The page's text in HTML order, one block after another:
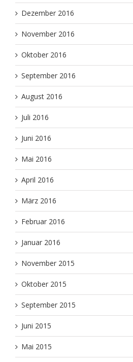
Dezember 2016
November 2016
Oktober 2016
September 2016
August 2016
Juli 2016
Juni 2016
Mai 2016
April 2016
März 2016
Februar 2016
Januar 2016
November 2015
Oktober 2015
September 2015
Juni 2015
Mai 2015